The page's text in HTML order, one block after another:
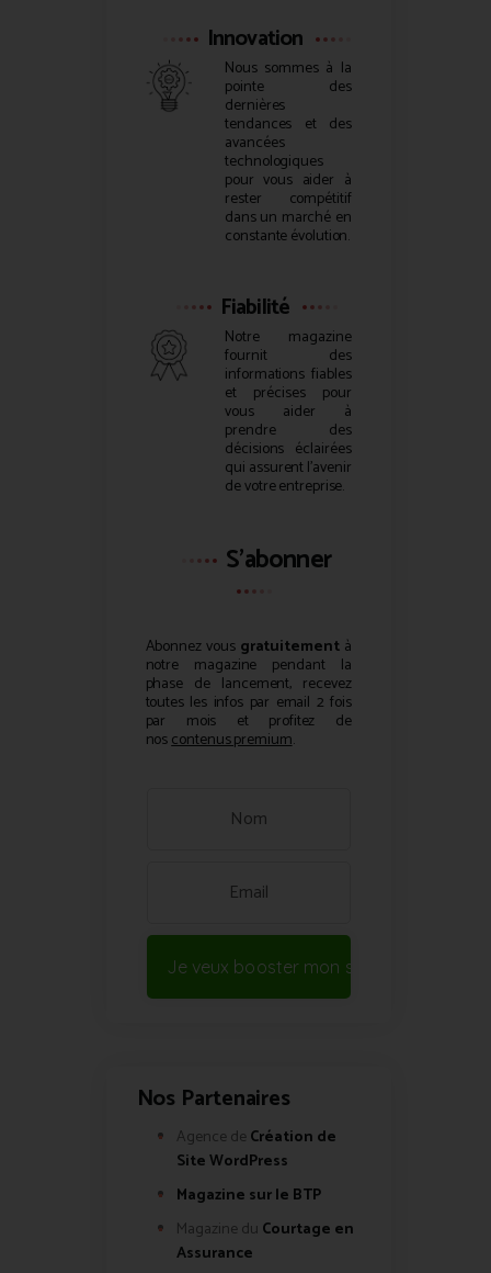
Innovation
Nous sommes à la
pointe des
dernières
tendances et des
avancées
technologiques
pour vous aider à
rester compétitif
dans un marché en
constante évolution.
Fiabilité
Notre magazine
fournit des
informations fiables
et précises pour
vous aider à
prendre des
décisions éclairées
qui assurent l’avenir
de votre entreprise.
S'abonner
Abonnez vous gratuitementà
notre magazine pendant la
phase de lancement, recevez
toutes les infos par email 2 fois
par mois et profitez de
noscontenus premium.
Je veux booster mon site !
Nos Partenaires
Agence de Création de
Site WordPress
Magazine sur le BTP
Magazine du Courtage en
Assurance